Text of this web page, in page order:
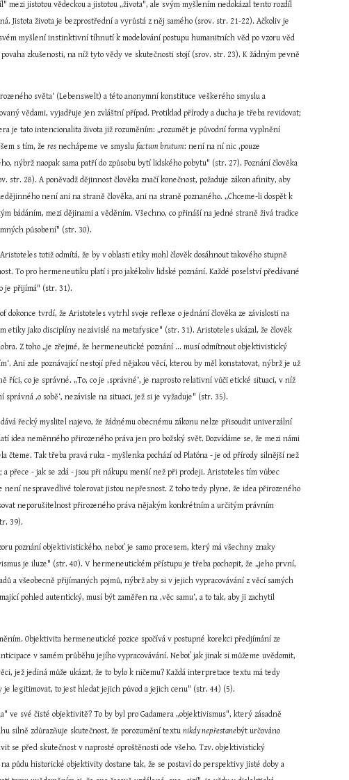
jistotou vědeckou a jistotou „života", ale svým myšlením nedokázal tento rozdíl
Jistota života je bezprostřední a vyrůstá z něj samého (srov. str. 21-22). Ačkoliv je
myšlení instinktivní tíhnutí k modelování postupu humanitních věd po vzoru věd
zkušenosti, na níž tyto vědy ve skutečnosti stojí (srov. str. 23). K žádným pevně
světa‘ (Lebenswelt) a této anonymní konstituce veškerého smyslu a
vědami, vyjadřuje jen zvláštní případ. Protiklad přírody a ducha je třeba revidovat;
je tato intencionalita života již rozuměním: „rozumět je původní forma vyplnění
s tím, že res nechápeme ve smyslu factum brutum: není na ní nic ‚pouze
nýbrž naopak sama patří do způsobu bytí lidského pobytu" (str. 27). Poznání člověka
28). A poněvadž dějinnost člověka značí konečnost, požaduje zákon afinity, aby
není ani na straně člověka, ani na straně poznaného. „Chceme-li dospět k
bádáním, mezi dějinami a věděním. Všechno, co přináší na jedné straně živá tradice
působení" (str. 30).
totiž odmítá, že by v oblasti etiky mohl člověk dosáhnout takového stupně
To pro hermeneutiku platí i pro jakékoliv lidské poznání. Každé poselství předávané
je přijímá" (str. 31).
dokonce tvrdí, že Aristoteles vytrhl svoje reflexe o jednání člověka ze závislosti na
etiky jako disciplíny nezávislé na metafysice" (str. 31). Aristoteles ukázal, že člověk
Z toho „je zřejmé, že hermeneutické poznání ... musí odmítnout objektivistický
Ani zde poznávající nestojí před nějakou věcí, kterou by měl konstatovat, nýbrž je už
říci, co je správné. „To, co je ‚správné‘, je naprosto relativní vůči etické situaci, v níž
‚o sobě‘, nezávisle na situaci, jež si je vyžaduje" (str. 35).
dává řecký myslitel najevo, že žádnému obecnému zákonu nelze přisoudit univerzální
idea neměnného přirozeného práva jen pro božský svět. Dozvídáme se, že mezi námi
Tak třeba pravá ruka - myšlenka pochází od Platóna - je od přírody silnější než
přece - jak se zdá - jsou při nákupu menší než při prodeji. Aristoteles tím vůbec
nespravedlivé tolerovat jistou nepřesnost. Z toho tedy plyne, že idea přirozeného
neporušitelnost přirozeného práva nějakým konkrétním a určitým právním
39).
poznání objektivistického, neboť je samo procesem, který má všechny znaky
je iluze" (str. 40). V hermeneutickém přístupu je třeba pochopit, že „jeho první,
a všeobecně přijímaných pojmů, nýbrž aby si v jejich vypracovávání z věcí samých
pohled autentický, musí být zaměřen na ‚věc samu‘, a to tak, aby ji zachytil
Objektivita hermeneutické pozice spočívá v postupné korekci předjímání ze
v samém průběhu jejího vypracovávání. Neboť jak jinak si můžeme uvědomit,
jež jediná může ukázat, že to bylo k ničemu? Každá interpretace textu má tedy
legitimovat, to jest hledat jejich původ a jejich cenu" (str. 44) (5).
ve své čisté objektivitě? To by byl pro Gadamera „objektivismus", který zásadně
silně zdůrazňuje skutečnost, že porozumění textu nikdy nepřestanebýt určováno
se před skutečnost v naprosté oproštěnosti ode všeho. Tzv. objektivistický
půdu historické objektivity dostane tak, že se postaví do perspektivy jisté doby a